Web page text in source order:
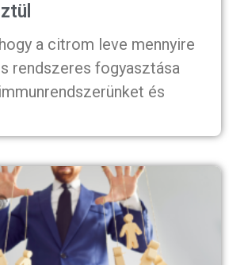
a citrom leve mennyire
rendszeres fogyasztása
és